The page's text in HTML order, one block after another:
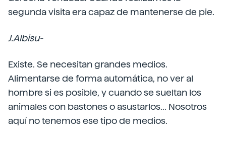
segunda visita era capaz de mantenerse de pie.
J.Albisu-
Existe. Se necesitan grandes medios.
Alimentarse de forma automática, no ver al
hombre si es posible, y cuando se sueltan los
animales con bastones o asustarlos... Nosotros
aquí no tenemos ese tipo de medios.